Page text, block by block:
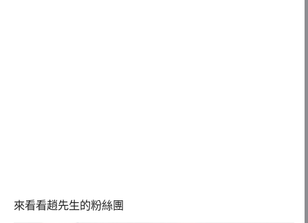
來看看趙先生的粉絲團